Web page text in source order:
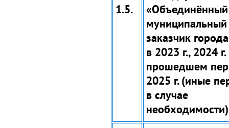
1.5.
«Объединённый
муниципальный
заказчик
в 2023 г., 2024 г.
прошедшем
2025 г. (иные
в случае